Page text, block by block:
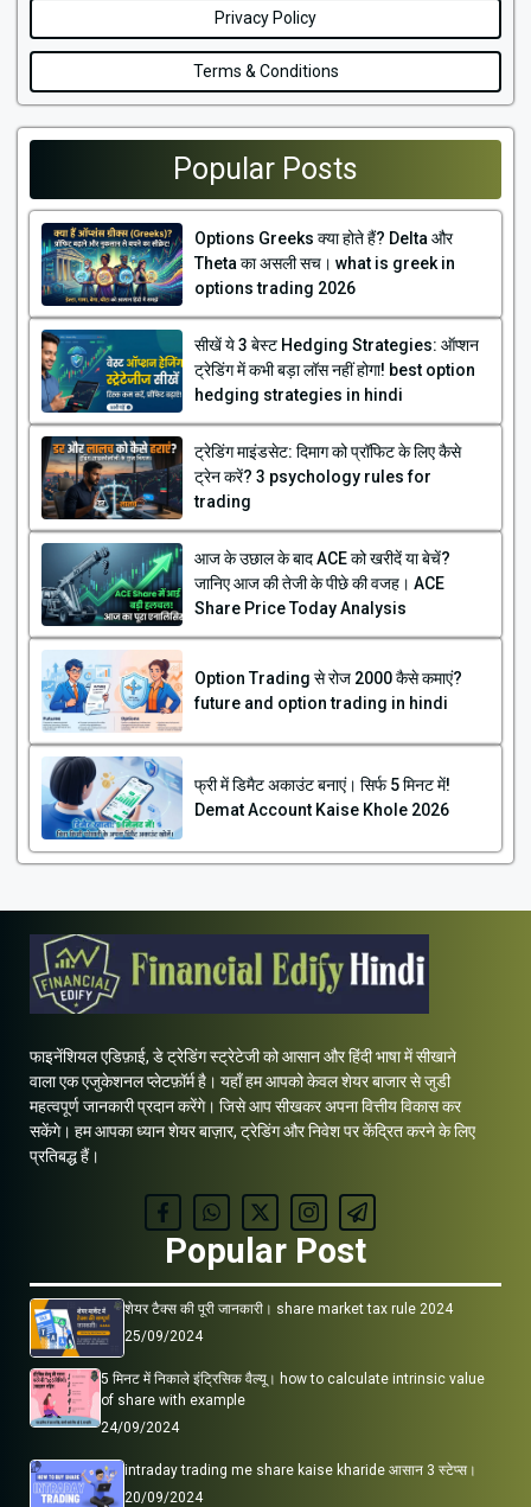
Privacy Policy
Terms & Conditions
Popular Posts
Options Greeks क्या होते हैं? Delta और
Theta का असली सच। what is greek in
options trading 2026
सीखें ये 3 बेस्ट Hedging Strategies: ऑप्शन
ट्रेडिंग में कभी बड़ा लॉस नहीं होगा! best option
hedging strategies in hindi
ट्रेडिंग माइंडसेट: दिमाग को प्रॉफिट के लिए कैसे
ट्रेन करें? 3 psychology rules for
trading
आज के उछाल के बाद ACE को खरीदें या बेचें?
जानिए आज की तेजी के पीछे की वजह। ACE
Share Price Today Analysis
Option Trading से रोज ₹2000 कैसे कमाएं?
future and option trading in hindi
फ्री में डिमैट अकाउंट बनाएं। सिर्फ 5 मिनट में!
Demat Account Kaise Khole 2026
फाइनेंशियल एडिफ़ाई, डे ट्रेडिंग स्ट्रेटेजी को आसान और हिंदी भाषा में सीखाने
वाला एक एजुकेशनल प्लेटफ़ॉर्म है। यहाँ हम आपको केवल शेयर बाजार से जुडी
महत्वपूर्ण जानकारी प्रदान करेंगे। जिसे आप सीखकर अपना वित्तीय विकास कर
सकेंगे। हम आपका ध्यान शेयर बाज़ार, ट्रेडिंग और निवेश पर केंद्रित करने के लिए
प्रतिबद्ध हैं।
Popular Post
शेयर टैक्स की पूरी जानकारी। share market tax rule 2024
25/09/2024
5 मिनट में निकाले इंट्रिसिक वैल्यू। how to calculate intrinsic value
of share with example
24/09/2024
intraday trading me share kaise kharide आसान 3 स्टेप्स।
20/09/2024